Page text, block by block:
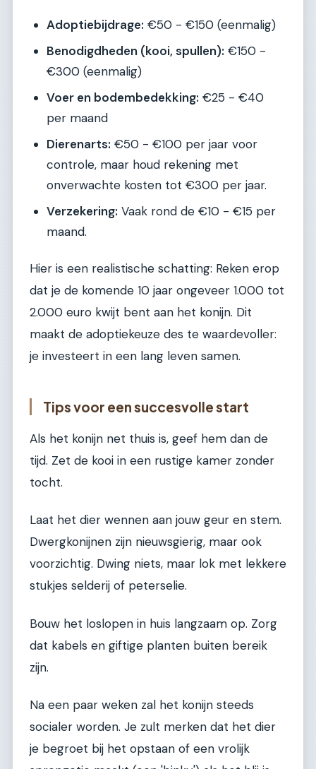
Adoptiebijdrage: €50 - €150 (eenmalig)
Benodigdheden (kooi, spullen): €150 -
€300 (eenmalig)
Voer en bodembedekking: €25 - €40
per maand
Dierenarts: €50 - €100 per jaar voor
controle, maar houd rekening met
onverwachte kosten tot €300 per jaar.
Verzekering: Vaak rond de €10 - €15 per
maand.
Hier is een realistische schatting: Reken erop
dat je de komende 10 jaar ongeveer 1.000 tot
2.000 euro kwijt bent aan het konijn. Dit
maakt de adoptiekeuze des te waardevoller:
je investeert in een lang leven samen.
Tips voor een succesvolle start
Als het konijn net thuis is, geef hem dan de
tijd. Zet de kooi in een rustige kamer zonder
tocht.
Laat het dier wennen aan jouw geur en stem.
Dwergkonijnen zijn nieuwsgierig, maar ook
voorzichtig. Dwing niets, maar lok met lekkere
stukjes selderij of peterselie.
Bouw het loslopen in huis langzaam op. Zorg
dat kabels en giftige planten buiten bereik
zijn.
Na een paar weken zal het konijn steeds
socialer worden. Je zult merken dat het dier
je begroet bij het opstaan of een vrolijk